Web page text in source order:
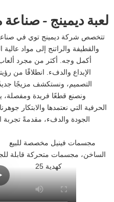
لعبة ديمينج - صناعة
تتخصص شركة ديمينج توي في صناعة
والقطيفة والراتنج إلى مواد
أكمل وجه. أكثر من مجرد ألعاب
الإبداع والدفء. انطلاقًا من
التصميم، ونستكشف مزيجًا
ونصنع قطعًا فريدة ومفصلة،
الحرفية التي نعتمدها والابتكار
الجودة والدفء، مقدمةً تجربة